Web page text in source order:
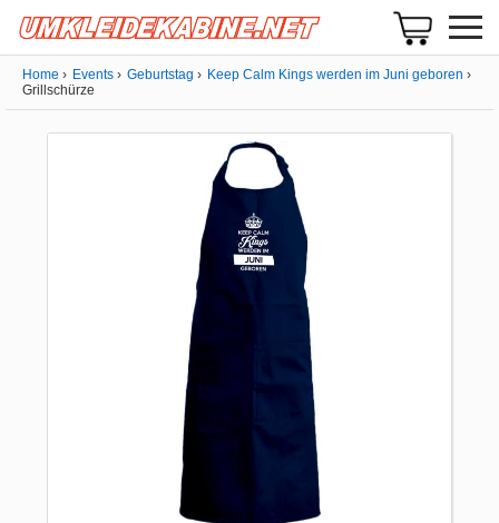
Home Events Geburtstag
Keep Calm Kings werden im Juni geboren
Grillschürze